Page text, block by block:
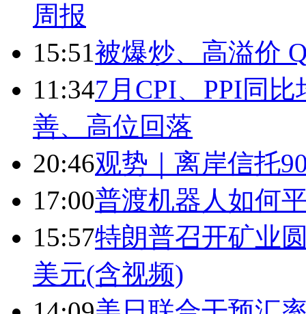
周报
15:51被爆炒、高溢价
11:347月CPI、PPI同
善、高位回落
20:46观势｜离岸信托
17:00普渡机器人如何
15:57特朗普召开矿业
美元(含视频)